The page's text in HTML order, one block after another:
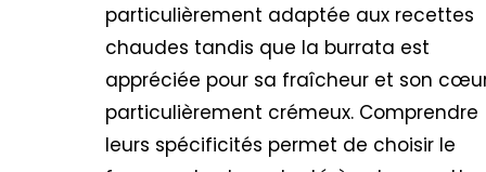
particulièrement adaptée aux recettes
chaudes tandis que la burrata est
appréciée pour sa fraîcheur et son
particulièrement crémeux. Comprendre
leurs spécificités permet de choisir le